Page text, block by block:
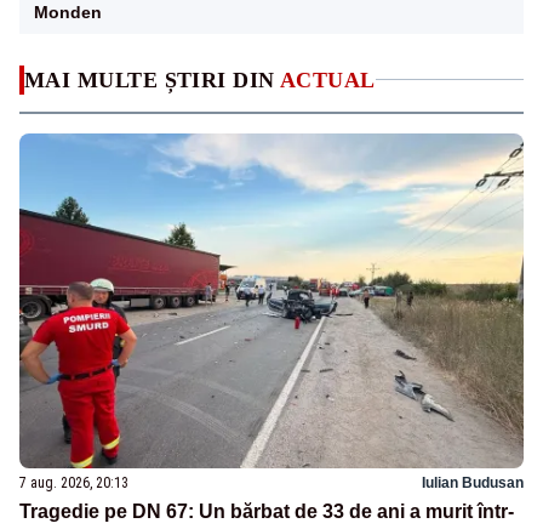
MAI MULTE ȘTIRI DIN ACTUAL
7 aug. 2026, 20:13 Iulian Budusan
Tragedie pe DN 67: Un bărbat de 33 de ani a murit într-
Monden